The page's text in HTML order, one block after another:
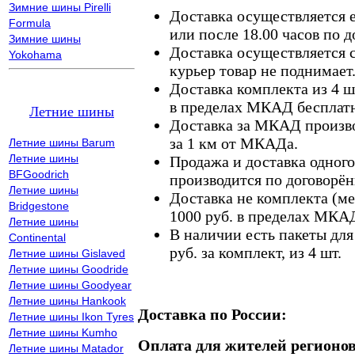
Зимние шины Pirelli
Formula
Зимние шины
Yokohama
Летние шины
Летние шины Barum
Летние шины
BFGoodrich
Летние шины
Bridgestone
Летние шины
Continental
Летние шины Gislaved
Летние шины Goodride
Летние шины Goodyear
Летние шины Hankook
Летние шины Ikon Tyres
Летние шины Kumho
Летние шины Matador
Доставка осуществляется
или после 18.00 часов по
Доставка осуществляется
курьер товар не поднимает.
Доставка комплекта из 4
в пределах МКАД
Доставка за МКАД
за 1 км от МКАДа.
Продажа и доставка
производится по
Доставка не комплекта
1000 руб. в пределах
В наличии есть пакеты
руб. за комплект, из 4 шт.
Доставка по России:
Оплата для жителей